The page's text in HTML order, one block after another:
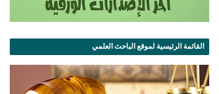
القائمة الرئيسية لموقع الباحث العلمي